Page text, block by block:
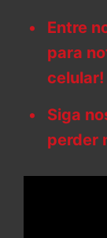
Entre
para
celular!
Siga
perder